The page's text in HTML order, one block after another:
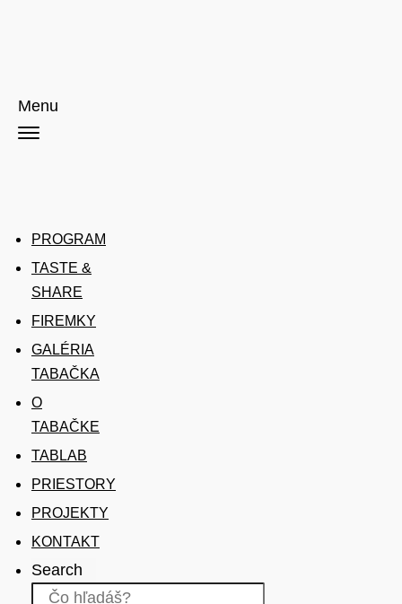
Menu
PROGRAM
TASTE &
SHARE
FIREMKY
GALÉRIA
TABAČKA
O
TABAČKE
TABLAB
PRIESTORY
PROJEKTY
KONTAKT
Search